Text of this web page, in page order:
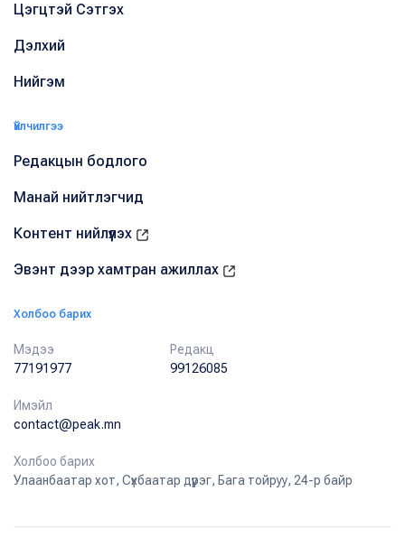
Цэгцтэй Сэтгэх
Дэлхий
Нийгэм
Үйлчилгээ
Редакцын бодлого
Манай нийтлэгчид
Контент нийлүүлэх
Эвэнт дээр хамтран ажиллах
Холбоо барих
Мэдээ
77191977
Редакц
99126085
Имэйл
contact@peak.mn
Холбоо барих
Улаанбаатар хот, Сүхбаатар дүүрэг, Бага тойруу, 24-р байр